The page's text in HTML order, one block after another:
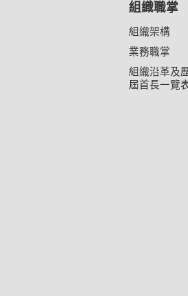
組織職掌
組織架構
業務職掌
組織沿革及
屆首長一覽